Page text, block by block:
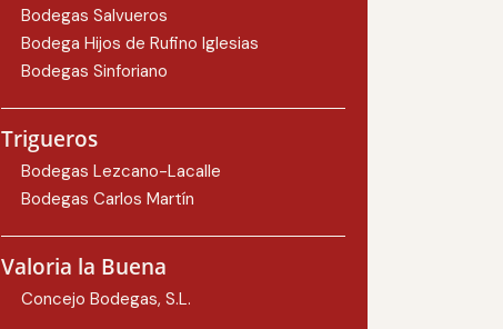
Bodegas Salvueros
Bodega Hijos de Rufino Iglesias
Bodegas Sinforiano
Trigueros
Bodegas Lezcano-Lacalle
Bodegas Carlos Martín
Valoria la Buena
Concejo Bodegas, S.L.